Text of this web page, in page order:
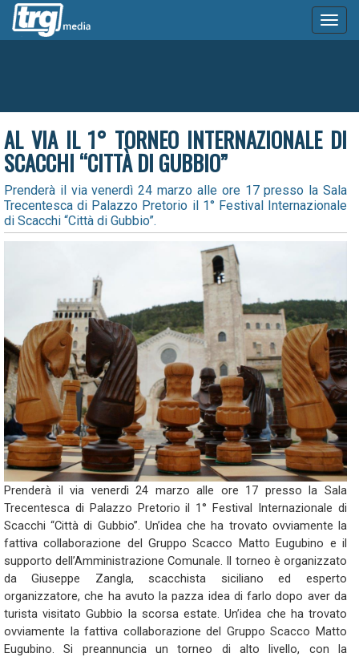
AL VIA IL 1° TORNEO INTERNAZIONALE DI
SCACCHI “CITTÀ DI GUBBIO”
Prenderà il via venerdì 24 marzo alle ore 17 presso la Sala
Trecentesca di Palazzo Pretorio il 1° Festival Internazionale
di Scacchi “Città di Gubbio”.
Prenderà il via venerdì 24 marzo alle ore 17 presso la Sala
Trecentesca di Palazzo Pretorio il 1° Festival Internazionale di
Scacchi “Città di Gubbio”. Un’idea che ha trovato ovviamente la
fattiva collaborazione del Gruppo Scacco Matto Eugubino e il
supporto dell’Amministrazione Comunale. Il torneo è organizzato
da Giuseppe Zangla, scacchista siciliano ed esperto
organizzatore, che ha avuto la pazza idea di farlo dopo aver da
turista visitato Gubbio la scorsa estate. Un’idea che ha trovato
ovviamente la fattiva collaborazione del Gruppo Scacco Matto
Eugubino. Si preannuncia un torneo di alto livello, con la